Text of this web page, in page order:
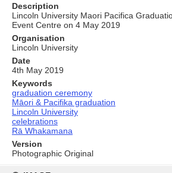
Description
Lincoln University Maori Pacifica
Event Centre on 4 May 2019
Organisation
Lincoln University
Date
4th May 2019
Keywords
graduation ceremony
Māori & Pacifika graduation
Lincoln University
celebrations
Rā Whakamana
Version
Photographic Original